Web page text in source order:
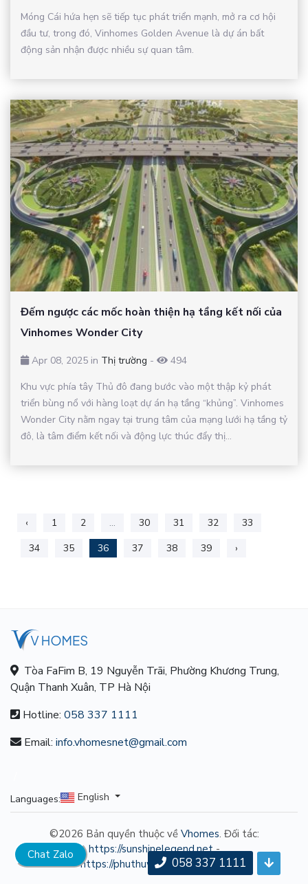
Chat Zalo
Móng Cái hứa hẹn sẽ tiếp tục phát triển mạnh, mở ra cơ hội
đầu tư, trong đó, Vinhomes Golden Avenue là dự án bất
động sản nhận được nhiều sự quan tâm.
Đếm ngược các mốc hoàn thiện hạ tầng kết nối của
Vinhomes Wonder City
Apr 08, 2025 in Thị trường -
494
Khu vực phía tây Thủ đô đang bước vào một thập kỷ phát
triển bùng nổ với hàng loạt dự án hạ tầng “khủng”. Vinhomes
Wonder City nằm ngay tại trung tâm của mạng lưới hạ tầng tỷ
đô, là tâm điểm kết nối và động lực thúc đẩy thị...
‹ 1 2 ... 30 31 32
33
34
35 36 37 38 39 ›
Tòa FaFim B, 19 Nguyễn Trãi, Phường Khương Trung,
Quận Thanh Xuân, TP Hà Nội
Hotline: 058 337 1111
Email: info.vhomesnet@gmail.com
Languages: English
©2026 Bản quyền thuộc về Vhomes. Đối tác:
https://sunshinelegend.net-
https://phuthuwondersong.com
058 337 1111